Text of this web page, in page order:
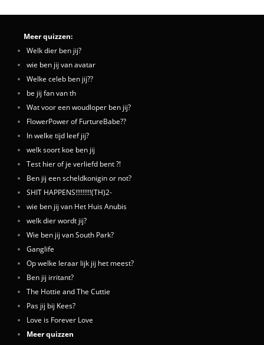
Meer quizzen:
Welk dier ben jij?
wie ben jij van avatar
Welke celeb ben jij??
be jij fan van th
Wat voor een woudloper ben jij?
FlowerPower of FurtureBabe??
In welke tijd leef jij?
welk soort koe ben jij
Test hier of je verliefd bent ?!
Ben jij een scheldkonigin or not?
SHIT HAPPENS!!!!!!!!!(TH)2-
wie ben jij van Het Huis Anubis
welk dier wordt jij?
Wie ben jij van South Park?
Ganglife
Op welke leraar lijk jij het meest?
Ben jij irritant?
The Hottie and The Cuttie
Pas jij bij Kees?
Love is Forever Love
Meer quizzen